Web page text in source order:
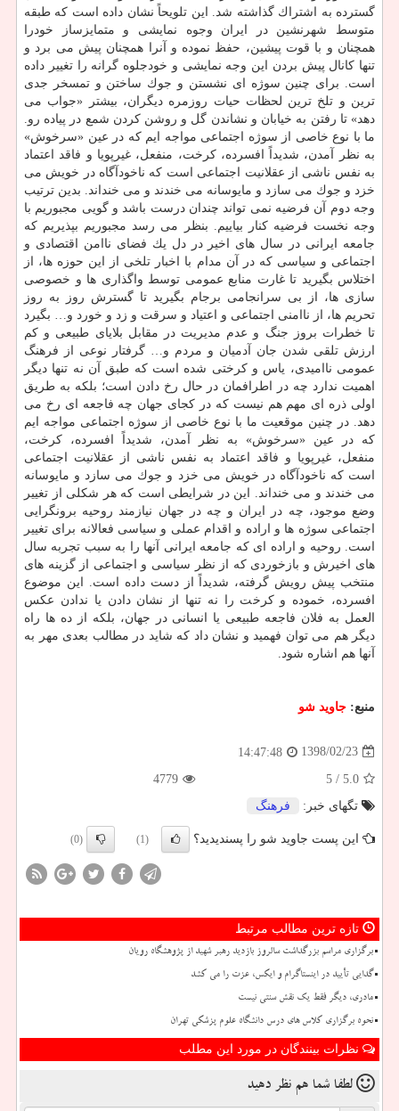
گسترده به اشتراك گذاشته شد. این تلویحاً نشان داده است كه طبقه
متوسط شهرنشین در ایران وجوه نمایشی و متمایزساز خودرا
همچنان و با قوت پیشین، حفظ نموده و آنرا همچنان پیش می برد و
تنها كانال پیش بردن این وجه نمایشی و خودجلوه گرانه را تغییر داده
است. برای چنین سوژه ای نشستن و جوك ساختن و تمسخر جدی
ترین و تلخ ترین لحظات حیات روزمره دیگران، بیشتر «جواب می
دهد» تا رفتن به خیابان و نشاندن گل و روشن كردن شمع در پیاده رو.
ما با نوع خاصی از سوژه اجتماعی مواجه ایم كه در عین «سرخوش»
به نظر آمدن، شدیداً افسرده، كرخت، منفعل، غیرپویا و فاقد اعتماد
به نفس ناشی از عقلانیت اجتماعی است كه ناخودآگاه در خویش می
خزد و جوك می سازد و مایوسانه می خندند و می خنداند. بدین ترتیب
وجه دوم آن فرضیه نمی تواند چندان درست باشد و گویی مجبوریم با
وجه نخست فرضیه كنار بیاییم. بنظر می رسد مجبوریم بپذیریم كه
جامعه ایرانی در سال های اخیر در دل یك فضای ناامن اقتصادی و
اجتماعی و سیاسی كه در آن مدام با اخبار تلخی از این حوزه ها، از
اختلاس بگیرید تا غارت منابع عمومی توسط واگذاری ها و خصوصی
سازی ها، از بی سرانجامی برجام بگیرید تا گسترش روز به روز
تحریم ها، از ناامنی اجتماعی و اعتیاد و سرقت و زد و خورد و… بگیرد
تا خطرات بروز جنگ و عدم مدیریت در مقابل بلایای طبیعی و كم
ارزش تلقی شدن جان آدمیان و مردم و… گرفتار نوعی از فرهنگ
عمومی ناامیدی، یاس و كرختی شده است كه طبق آن نه تنها دیگر
اهمیت ندارد چه در اطرافمان در حال رخ دادن است؛ بلكه به طریق
اولی ذره ای مهم هم نیست كه در كجای جهان چه فاجعه ای رخ می
دهد. در چنین موقعیت ما با نوع خاصی از سوژه اجتماعی مواجه ایم
كه در عین «سرخوش» به نظر آمدن، شدیداً افسرده، كرخت،
منفعل، غیرپویا و فاقد اعتماد به نفس ناشی از عقلانیت اجتماعی
است كه ناخودآگاه در خویش می خزد و جوك می سازد و مایوسانه
می خندند و می خنداند. این در شرایطی است كه هر شكلی از تغییر
وضع موجود، چه در ایران و چه در جهان نیازمند روحیه برونگرایی
اجتماعی سوژه ها و اراده و اقدام عملی و سیاسی فعالانه برای تغییر
است. روحیه و اراده ای كه جامعه ایرانی آنها را به سبب تجربه سال
های اخیرش و بازخوردی كه از نظر سیاسی و اجتماعی از گزینه های
منتخب پیش رویش گرفته، شدیداً از دست داده است. این موضوع
افسرده، خموده و كرخت را نه تنها از نشان دادن یا ندادن عكس
العمل به فلان فاجعه طبیعی یا انسانی در جهان، بلكه از ده ها راه
دیگر هم می توان فهمید و نشان داد كه شاید در مطالب بعدی مهر به
آنها هم اشاره شود.
منبع: جاوید شو
1398/02/23
14:47:48
5.0
/ 5
4779
تگهای خبر:
فرهنگ
این پست جاوید شو را پسندیدید؟ (1)
(0)
تازه ترین مطالب مرتبط
برگزاری مراسم بزرگداشت سالروز بازدید رهبر شهید از پژوهشگاه رویان
گدایی تأیید در اینستاگرام و ایکس، عزت را می کشد
مادری، دیگر فقط یک نقش سنتی نیست
نحوه برگزاری کلاس های درس دانشگاه علوم پزشکی تهران
نظرات بینندگان در مورد این مطلب
لطفا شما هم نظر دهید